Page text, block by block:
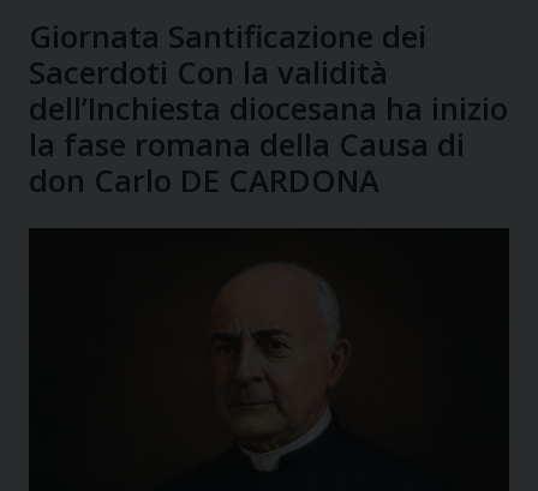
Giornata Santificazione dei
Sacerdoti Con la validità
dell’Inchiesta diocesana ha inizio
la fase romana della Causa di
don Carlo DE CARDONA